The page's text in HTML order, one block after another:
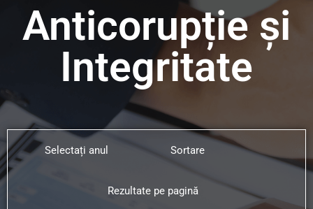
Anticorupție și
Integritate